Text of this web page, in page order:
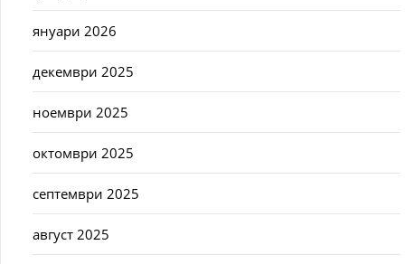
януари 2026
декември 2025
ноември 2025
октомври 2025
септември 2025
август 2025